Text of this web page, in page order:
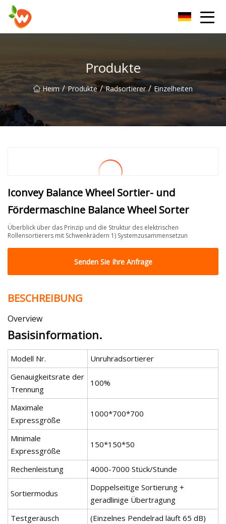
Produkte
Heim / Produkte / Radsortierer / Einzelheiten
Iconvey Balance Wheel Sortier- und
Fördermaschine Balance Wheel Sorter
Überblick über das Prinzip und die Struktur des elektrischen
Rollensortierers mit Schwenkrädern 1) Systemzusammensetzun
Senden Sie Ihre Anfrage
BESCHREIBUNG
Overview
Basisinformation.
Modell Nr.
Unruhradsortierer
Genauigkeitsrate der
Trennung
100%
Maximale
Expressgröße
1000*700*700
Minimale
Expressgröße
150*150*50
Rechenleistung 4000-7000 Stück/Stunde
Sortiermodus
Doppelseitige Sortierung +
geradlinige Übertragung
Testgeräusch
(Einzelnes Pendelrad läuft 65 dB)